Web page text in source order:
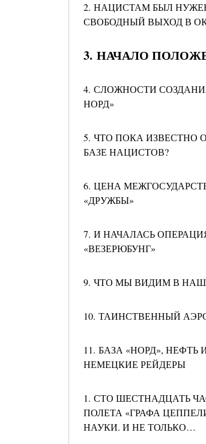
2. НАЦИСТАМ БЫЛ
СВОБОДНЫЙ ВЫХОД В
3. НАЧАЛО
4. СЛОЖНОСТИ
НОРД»
5. ЧТО ПОКА ИЗВЕСТНО
БАЗЕ НАЦИСТОВ?
6. ЦЕНА
«ДРУЖБЫ»
7. И НАЧАЛАСЬ
«ВЕЗЕРЮБУНГ»
9. ЧТО МЫ ВИДИМ В
10. ТАИНСТВЕННЫЙ
11. БАЗА «НОРД», НЕФТЬ
НЕМЕЦКИЕ РЕЙДЕРЫ
1. СТО ШЕСТНАДЦАТЬ
ПОЛЕТА «ГРАФА
НАУКИ. И НЕ ТОЛЬКО…